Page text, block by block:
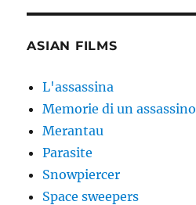
ASIAN FILMS
L'assassina
Memorie di un assassino
Merantau
Parasite
Snowpiercer
Space sweepers